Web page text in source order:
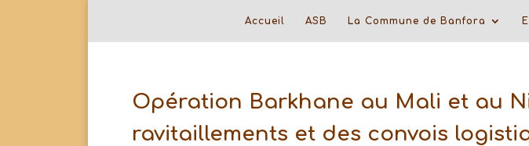
Accueil ASB La Commune de Banfora
Opération Barkhane au Mali et au
ravitaillements et des convois